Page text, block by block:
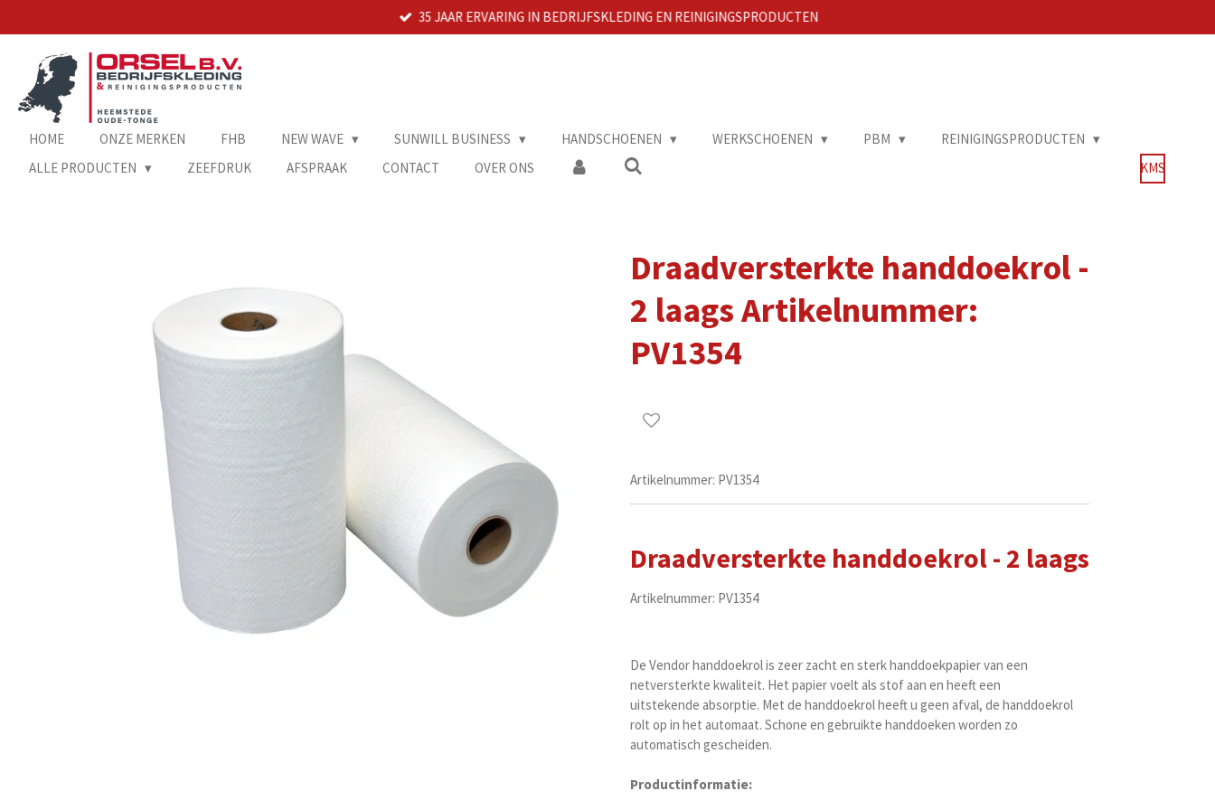
direct
hoofdinhoud
35 JAAR ERVARING IN BEDRIJFSKLEDING EN REINIGINGSPRODUCTEN
HOME ONZE MERKEN FHB NEW WAVE SUNWILL BUSINESS HANDSCHOENEN WERKSCHOENEN PBM
REINIGINGSPRODUCTEN
ALLE PRODUCTEN
ZEEFDRUK AFSPRAAK CONTACT OVER ONS KMS
Draadversterkte handdoekrol -
2 laags Artikelnummer:
PV1354
Artikelnummer: PV1354
Draadversterkte handdoekrol - 2 laags
Artikelnummer: PV1354
De Vendor handdoekrol is zeer zacht en sterk handdoekpapier van een
netversterkte kwaliteit. Het papier voelt als stof aan en heeft een
uitstekende absorptie. Met de handdoekrol heeft u geen afval, de handdoekrol
rolt op in het automaat. Schone en gebruikte handdoeken worden zo
automatisch gescheiden.
Productinformatie: